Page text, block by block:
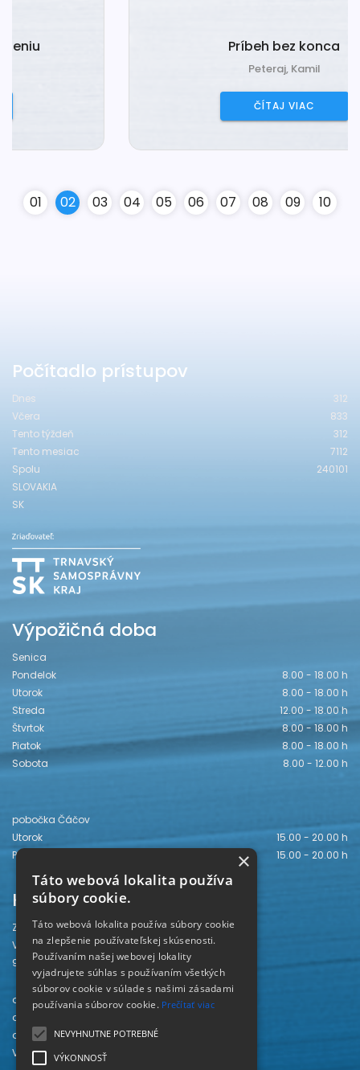
Príbeh bez konca
01 02 03 04 05 06 07 08 09 10
Počítadlo prístupov
Dnes
312
Včera
833
Tento týždeň
312
Tento mesiac
7112
Spolu
240101
SLOVAKIA
SK
Výpožičná doba
Senica
Pondelok
8.00 - 18.00 h
Utorok
8.00 - 18.00 h
Streda
12.00 - 18.00 h
Štvrtok
8.00 - 18.00 h
Piatok
8.00 - 18.00 h
Sobota
8.00 - 12.00 h
pobočka Čáčov
Utorok
15.00 - 20.00 h
Piatok
15.00 - 20.00 h
Kontakt
Záhorská knižnica
Vajanského 28
905 01 Senica
odd. beletrie 034/654 3780
odd. odbornej literatúry 034/651 2710
odd. pre deti a mládež 034/654 6519
Viac kontaktov nájdete
×
Táto webová lokalita používa
súbory cookie.
Táto webová lokalita používa súbory cookie
na zlepšenie používateľskej skúsenosti.
Používaním našej webovej lokality
vyjadrujete súhlas s používaním všetkých
súborov cookie v súlade s našimi zásadami
používania súborov cookie. Prečítať viac
NEVYHNUTNE POTREBNÉ
VÝKONNOSŤ